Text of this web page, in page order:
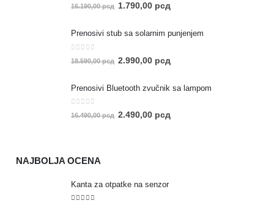
16.190,00рсд 1.790,00 рсд
Prenosivi stub sa solarnim punjenjem
18.590,00рсд 2.990,00 рсд
Prenosivi Bluetooth zvučnik sa lampom
0out of 5
16.490,00рсд 2.490,00 рсд
NAJBOLJA OCENA
Kanta za otpatke na senzor